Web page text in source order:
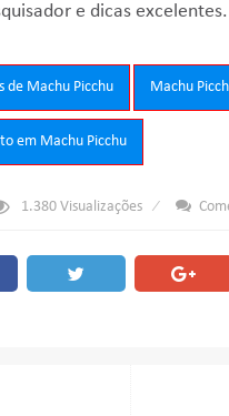
e dicas excelentes.
de Machu Picchu Machu
em Machu Picchu
1.380 Visualizações